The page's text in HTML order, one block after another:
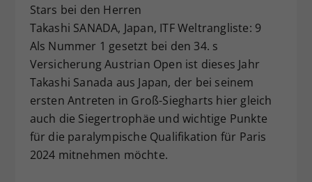
Stars bei den Herren
Takashi SANADA, Japan, ITF Weltrangliste: 9
Als Nummer 1 gesetzt bei den 34. s
Versicherung Austrian Open ist dieses Jahr
Takashi Sanada aus Japan, der bei seinem
ersten Antreten in Groß-Siegharts hier gleich
auch die Siegertrophäe und wichtige Punkte
für die paralympische Qualifikation für Paris
2024 mitnehmen möchte.